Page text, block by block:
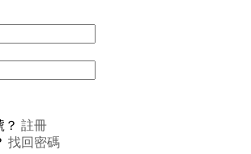
註冊
找回密碼